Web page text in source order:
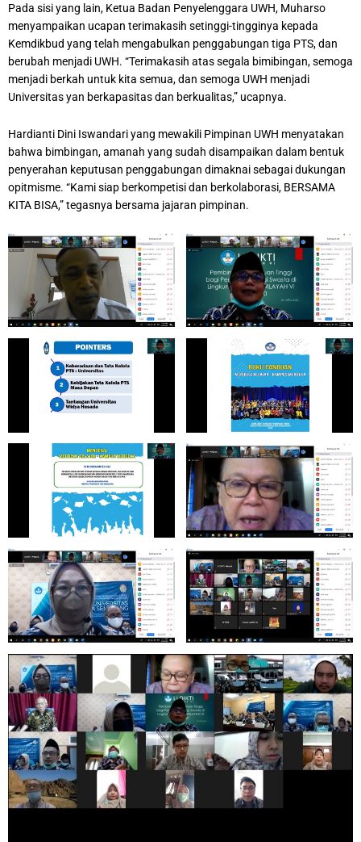
Pada sisi yang lain, Ketua Badan Penyelenggara UWH, Muharso
menyampaikan ucapan terimakasih setinggi-tingginya kepada
Kemdikbud yang telah mengabulkan penggabungan tiga PTS, dan
berubah menjadi UWH. “Terimakasih atas segala bimibingan, semoga
menjadi berkah untuk kita semua, dan semoga UWH menjadi
Universitas yan berkapasitas dan berkualitas,” ucapnya.
Hardianti Dini Iswandari yang mewakili Pimpinan UWH menyatakan
bahwa bimbingan, amanah yang sudah disampaikan dalam bentuk
penyerahan keputusan penggabungan dimaknai sebagai dukungan
opitmisme. “Kami siap berkompetisi dan berkolaborasi, BERSAMA
KITA BISA,” tegasnya bersama jajaran pimpinan.